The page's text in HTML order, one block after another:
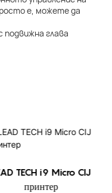
е, можете да
TECH i9 Micro CIJ
принтер